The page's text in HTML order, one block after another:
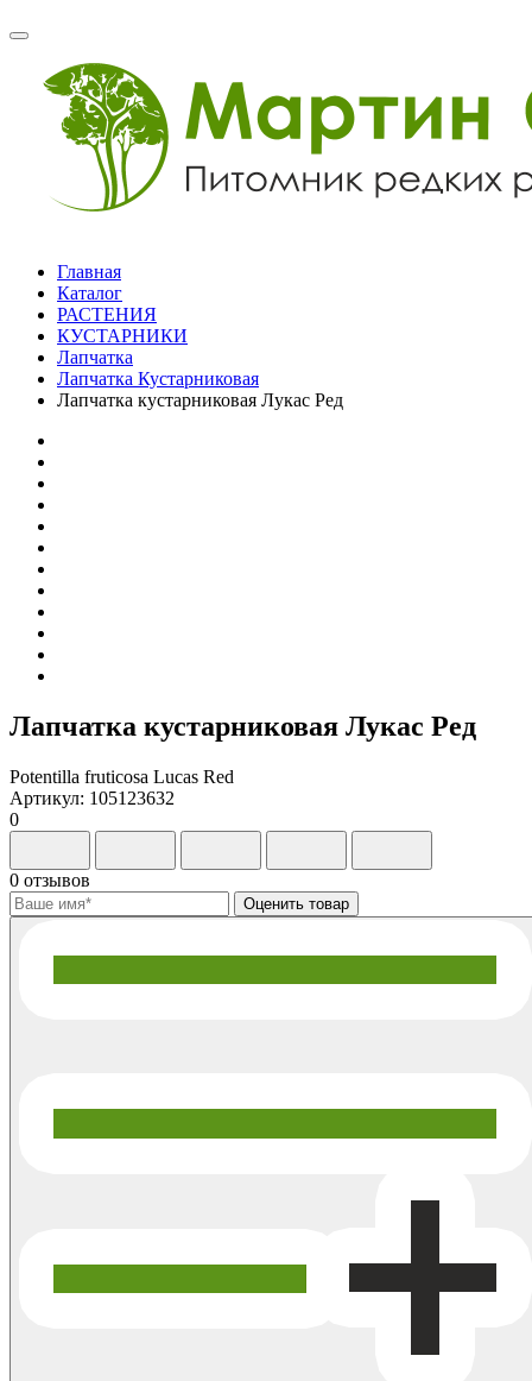
Главная
Каталог
РАСТЕНИЯ
КУСТАРНИКИ
Лапчатка
Лапчатка Кустарниковая
Лапчатка кустарниковая Лукас Ред
Лапчатка кустарниковая Лукас Ред
Potentilla fruticosa Lucas Red
Артикул: 105123632
0
0 отзывов